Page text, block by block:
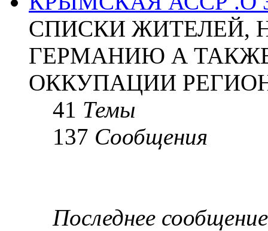
СПИСКИ ЖИТЕЛЕЙ,
ГЕРМАНИЮ А
ОККУПАЦИИ
41 Темы
137 Сообщения
Последнее сообщение